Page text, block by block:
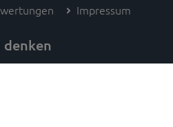
Impressum
denken